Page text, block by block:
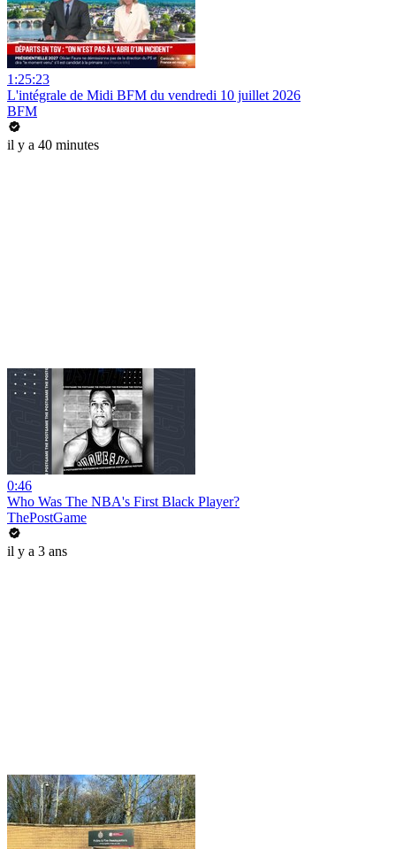
1:25:23
L'intégrale de Midi BFM du vendredi 10 juillet 2026
BFM
il y a 40 minutes
0:46
Who Was The NBA's First Black Player?
ThePostGame
il y a 3 ans